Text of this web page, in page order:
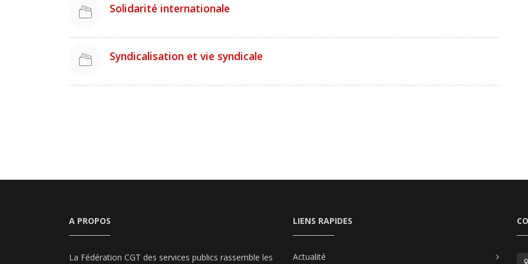
Solidarité internationale
Syndicalisation et vie syndicale
A PROPOS
La Fédération CGT des services publics rassemble les
LIENS RAPIDES
Actualité